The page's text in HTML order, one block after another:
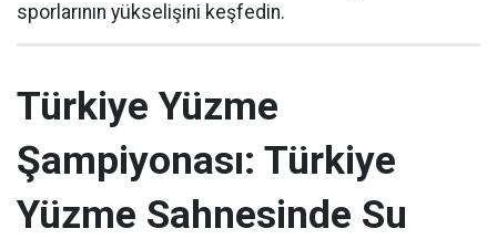
sporlarının yükselişini keşfedin.
Türkiye Yüzme
Şampiyonası: Türkiye
Yüzme Sahnesinde Su